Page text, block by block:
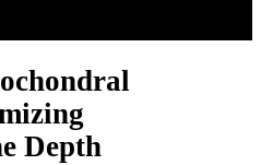
Video
Depth